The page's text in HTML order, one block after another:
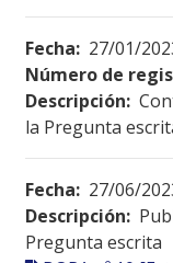
Fecha: 27/01/
Número de
Descripción:
la Pregunta
Fecha: 27/06/
Descripción:
Pregunta escrita